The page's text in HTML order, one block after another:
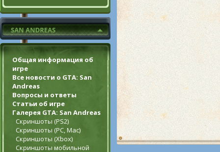
Общая информация об
игре
Все новости о GTA: San
Andreas
Вопросы и ответы
Статьи об игре
Галерея GTA: San Andreas
Скриншоты (PS2)
Скриншоты (PC, Mac)
Скриншоты (Xbox)
Скриншоты мобильной